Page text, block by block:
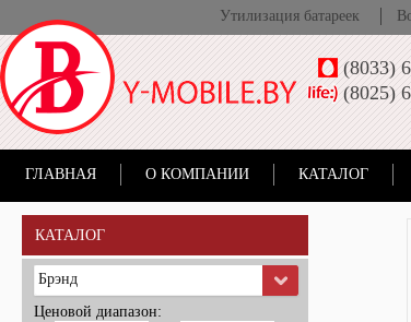
Утилизация батареек
(8033)
(8025)
ГЛАВНАЯ О КОМПАНИИ КАТАЛОГ
КАТАЛОГ
Брэнд
Ценовой диапазон: